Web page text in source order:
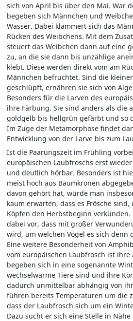
sich von April bis über den Mai. War
begeben sich Männchen und
Wasser. Dabei klammert sich das
Rücken des Weibchens. Mit dem
steuert das Weibchen dann auf eine
zu, an die sie dann bis unzählige
klebt. Diese werden direkt vom am
Männchen befruchtet. Sind die
geschlüpft, ernähren sie sich von
Besonders für die Larven des
ihre Färbung. Sie sind anders als die
goldgelb bis hellgrün gefärbt und so
Im Zuge der Metamorphose findet
Entwicklung von der Larve bis zum
Ist die Paarungszeit im Frühling
europäischen Laubfroschs erst
und deutlich hörbar. Besonders ist
meist hoch aus Baumkronen
davon gehört hat, würde man
kaum erwarten, dass es Frösche
Köpfen den Herbstbeginn
dabei vor, dass mit großer
wird, um welchen Vogel es sich denn
Eine weitere Besonderheit von
vom europäischen Laubfrosch ist
begeben sich in eine sogenannte
wechselwarme Tiere sind und ihre
dadurch unmittelbar abhängig von
führen bereits Temperaturen um die
dass der Laubfrosch sich um ein
Dazu sucht er sich eine Stelle in Nähe